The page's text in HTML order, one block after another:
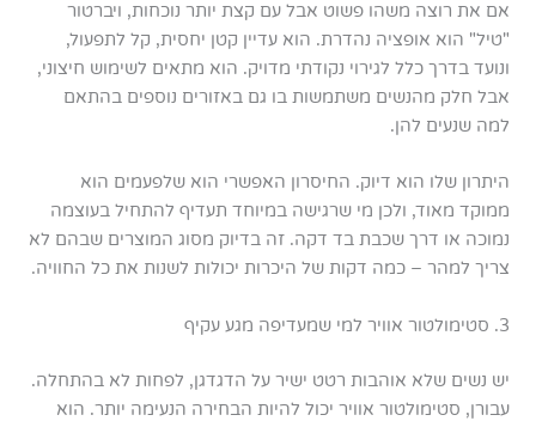
אם את רוצה משהו פשוט אבל עם קצת יותר נוכחות, ויברטור
"טיל" הוא אופציה נהדרת. הוא עדיין קטן יחסית, קל לתפעול,
ונועד בדרך כלל לגירוי נקודתי מדויק. הוא מתאים לשימוש חיצוני,
אבל חלק מהנשים משתמשות בו גם באזורים נוספים בהתאם
למה שנעים להן.
היתרון שלו הוא דיוק. החיסרון האפשרי הוא שלפעמים הוא
ממוקד מאוד, ולכן מי שרגישה במיוחד תעדיף להתחיל בעוצמה
נמוכה או דרך שכבת בד דקה. זה בדיוק מסוג המוצרים שבהם לא
צריך למהר – כמה דקות של היכרות יכולות לשנות את כל החוויה.
3. סטימולטור אוויר למי שמעדיפה מגע עקיף
יש נשים שלא אוהבות רטט ישיר על הדגדגן, לפחות לא בהתחלה.
עבורן, סטימולטור אוויר יכול להיות הבחירה הנעימה יותר. הוא